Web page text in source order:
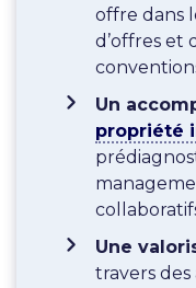
offre dans
d’offres et
Un
propriété
Une
travers